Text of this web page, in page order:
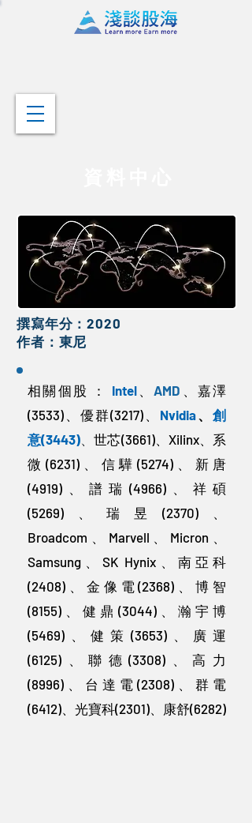
撰寫年分：2020
​作者：東尼
相關個股 ： Intel、AMD 、嘉澤
(3533)、優群(3217)、 Nvidia、 創
意(3443)、世芯(3661)、Xilinx、系
微(6231)、信驊(5274)、新唐
(4919)、譜瑞(4966)、祥碩
(5269)、瑞昱(2370)、
Broadcom、Marvell、Micron、
Samsung、SK Hynix、南亞科
(2408)、金像電(2368)、博智
(8155)、健鼎(3044)、瀚宇博
(5469)、健策(3653)、廣運
(6125)、聯德(3308)、高力
(8996)、台達電(2308)、群電
(6412)、光寶科(2301)、康舒(6282)